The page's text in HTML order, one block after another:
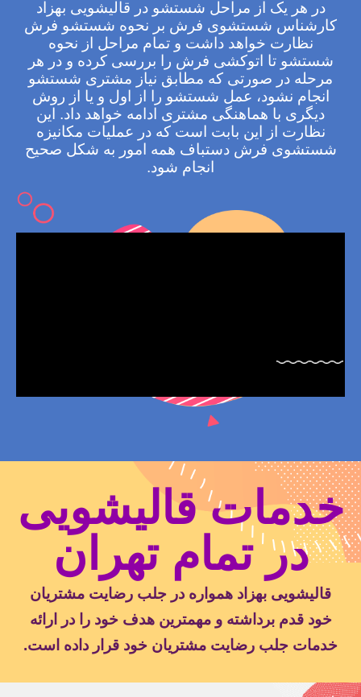
در هر یک از مراحل شستشو در قالیشویی بهزاد
کارشناس شستشوی فرش بر نحوه شستشو فرش
نظارت خواهد داشت و تمام مراحل از نحوه
شستشو تا اتوکشی فرش را بررسی کرده و در هر
مرحله در صورتی که مطابق نیاز مشتری شستشو
انجام نشود، عمل شستشو را از اول و یا از روش
دیگری با هماهنگی مشتری ادامه خواهد داد. این
نظارت از این بابت است که در عملیات مکانیزه
شستشوی فرش دستباف همه امور به شکل صحیح
انجام شود.
خدمات قالیشویی
در تمام تهران
قالیشویی بهزاد همواره در جلب رضایت مشتریان
خود قدم برداشته و مهمترین هدف خود را در ارائه
خدمات جلب رضایت مشتریان خود قرار داده است.